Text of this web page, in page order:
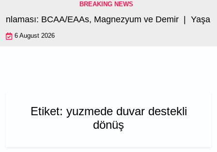
BREAKING NEWS
BCAA/EAAs, Magnezyum ve Demir | Yaşa
6 August 2026
Etiket: yuzmede duvar destekli
dönüş